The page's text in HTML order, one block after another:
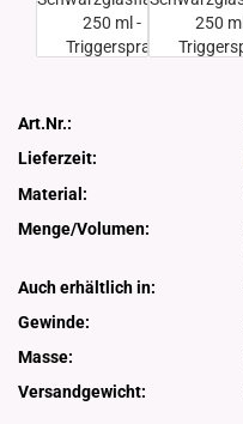
Art.Nr.:
Lieferzeit:
Material:
Menge/Volumen:
Auch erhältlich in:
Gewinde:
Masse:
Versandgewicht: